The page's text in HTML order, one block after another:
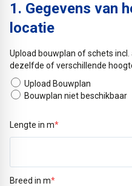
1. Gegevens van
locatie
Upload bouwplan of schets
dezelfde of verschillende
Upload Bouwplan
Bouwplan niet beschikbaar
Lengte in m*
Breed in m*